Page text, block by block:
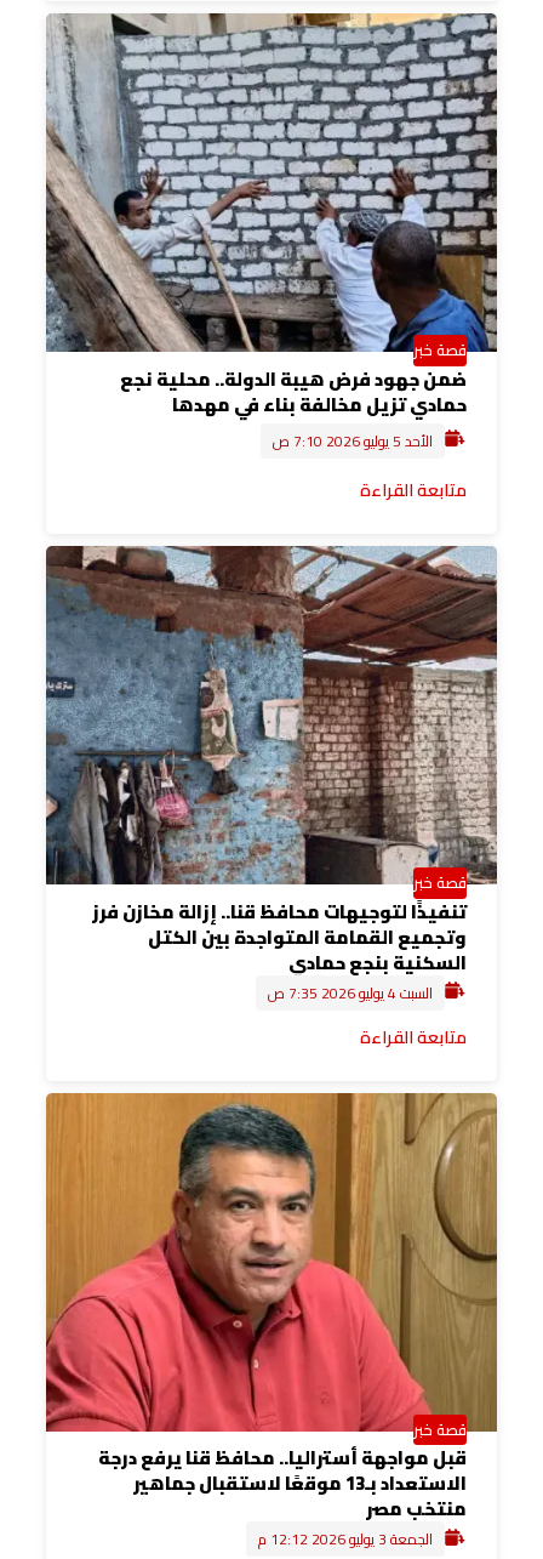
قصة خبر
ضمن جهود فرض هيبة الدولة.. محلية نجع
حمادي تزيل مخالفة بناء في مهدها
الأحد 5 يوليو 2026 7:10 ص
متابعة القراءة
قصة خبر
تنفيذًا لتوجيهات محافظ قنا.. إزالة مخازن فرز
وتجميع القمامة المتواجدة بين الكتل
السكنية بنجع حمادي
السبت 4 يوليو 2026 7:35 ص
متابعة القراءة
قصة خبر
قبل مواجهة أستراليا.. محافظ قنا يرفع درجة
الاستعداد بـ13 موقعًا لاستقبال جماهير
منتخب مصر
الجمعة 3 يوليو 2026 12:12 م